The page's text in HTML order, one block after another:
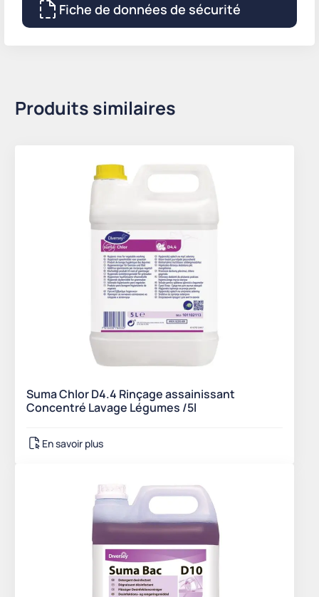
Fiche de données de sécurité
Produits similaires
Suma Chlor D4.4 Rinçage assainissant
Concentré Lavage Légumes /5l
En savoir plus